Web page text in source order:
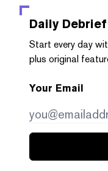
Daily Debrief
Start every day
plus original
Your Email